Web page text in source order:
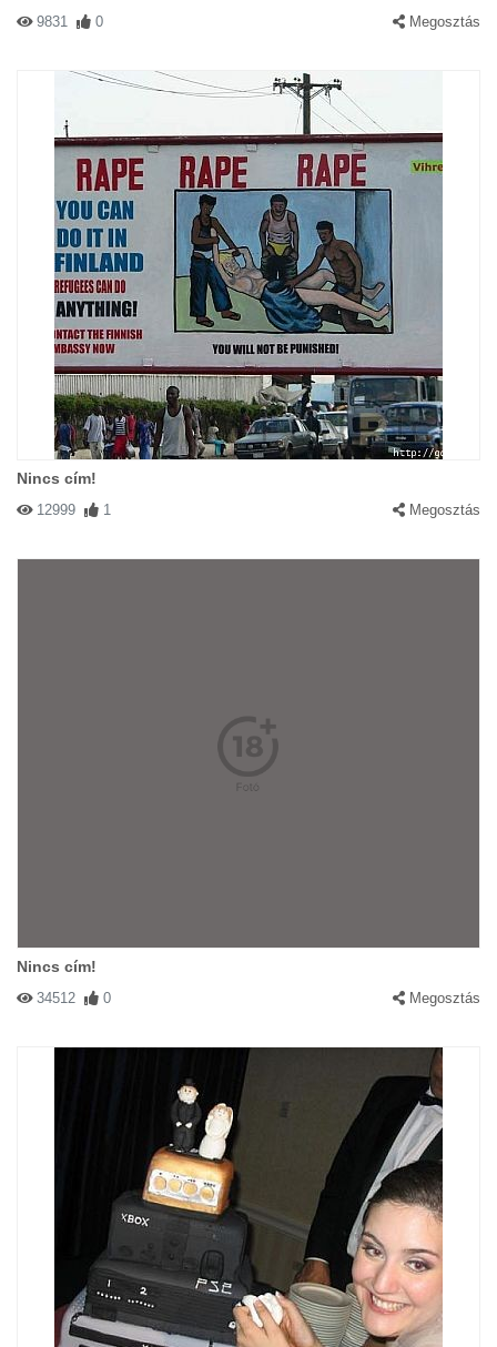
9831 0 Megosztás
Nincs cím!
12999 1 Megosztás
Nincs cím!
34512 0 Megosztás